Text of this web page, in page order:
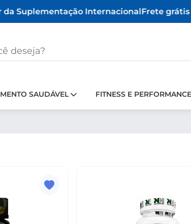
Suplementação InternacionalFrete grátis
SAUDÁVEL FITNESS E PERFORMANCE